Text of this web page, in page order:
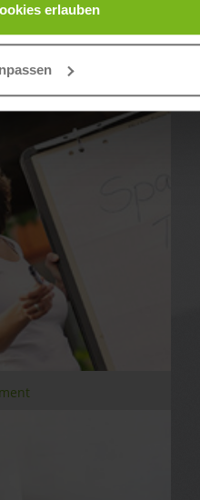
erlauben